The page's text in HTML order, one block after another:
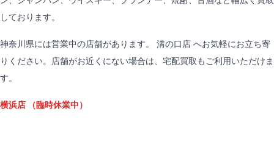
しております。
神奈川県には営業中の店舗があります。 溝の口店 へお気軽にお立ち寄
りください。店舗がお近くにない場合は、 宅配買取 もご利用いただけま
す。
横浜店 （臨時休業中）